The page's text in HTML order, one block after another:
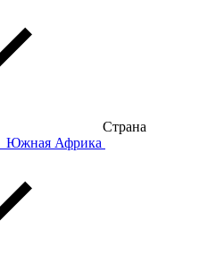
Страна
Южная Африка